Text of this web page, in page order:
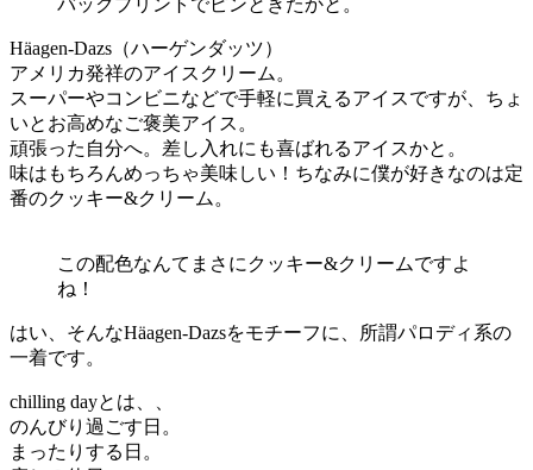
Häagen-Dazs（ハーゲンダッツ）
アメリカ発祥のアイスクリーム。
スーパーやコンビニなどで手軽に買えるアイスですが、ちょ
いとお高めなご褒美アイス。
頑張った自分へ。差し入れにも喜ばれるアイスかと。
味はもちろんめっちゃ美味しい！ちなみに僕が好きなのは定
番のクッキー&クリーム。
この配色なんてまさにクッキー&クリームですよ
ね！
はい、そんなHäagen-Dazsをモチーフに、所謂パロディ系の
一着です。
chilling dayとは、、
のんびり過ごす日。
まったりする日。